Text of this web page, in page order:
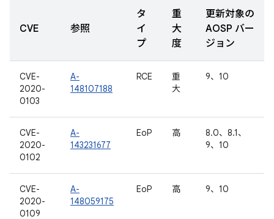
CVE 参照
タ
イ
プ
重
大
度
更新対象の
AOSP バー
ジョン
CVE-
2020-
0103
A-
148107188
RCE
重
大
9、10
CVE-
2020-
0102
A-
143231677
EoP 高
8.0、8.1、
9、10
CVE-
2020-
0109
A-
148059175
EoP 高 9、10